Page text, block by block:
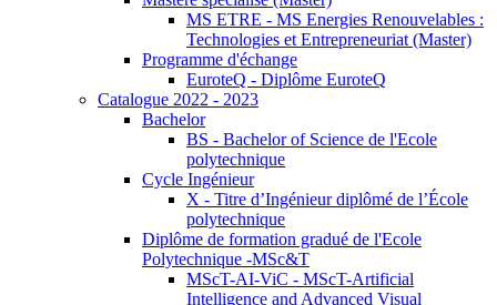
MS ETRE - MS Energies Renouvelables :
Technologies et Entrepreneuriat (Master)
Programme d'échange
EuroteQ - Diplôme EuroteQ
Catalogue 2022 - 2023
Bachelor
BS - Bachelor of Science de l'Ecole
polytechnique
Cycle Ingénieur
X - Titre d’Ingénieur diplômé de l’École
polytechnique
Diplôme de formation gradué de l'Ecole
Polytechnique -MSc&T
MScT-AI-ViC - MScT-Artificial
Intelligence and Advanced Visual